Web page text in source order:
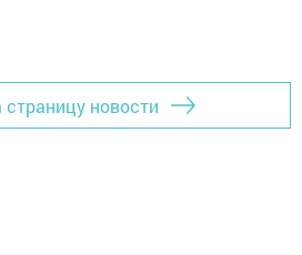
страницу новости